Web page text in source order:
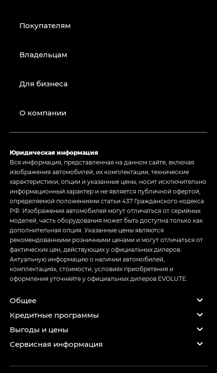
Покупателям
Владельцам
Для бизнеса
О компании
Юридическая информация
Вся информация, представленная на данном сайте, включая
изображения автомобилей, их комплектации, технические
характеристики, опции и указанные цены, носит исключительно
информационный характер и не является публичной офертой,
определяемой положениями статьи 437 Гражданского кодекса
РФ. Изображения автомобилей могут отличаться от серийных
моделей, часть оборудования может быть доступна только как
дополнительная опция. Указанные цены являются
рекомендованными розничными ценами и могут отличаться от
фактических цен, действующих у официальных дилеров.
Актуальную информацию о наличии автомобилей,
комплектациях, стоимости, условиях приобретения и
оформления уточняйте у официальных дилеров EVOLUTE.
Общее
Кредитные программы
Выгоды и цены
Сервисная информация